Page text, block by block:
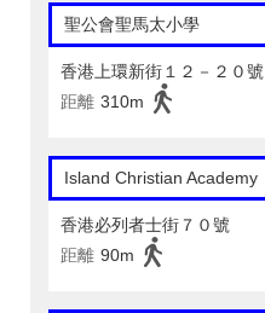
聖公會聖馬太小學
香港上環新街１２－２０號
距離 310m
Island Christian Academy
香港必列者士街７０號
距離 90m